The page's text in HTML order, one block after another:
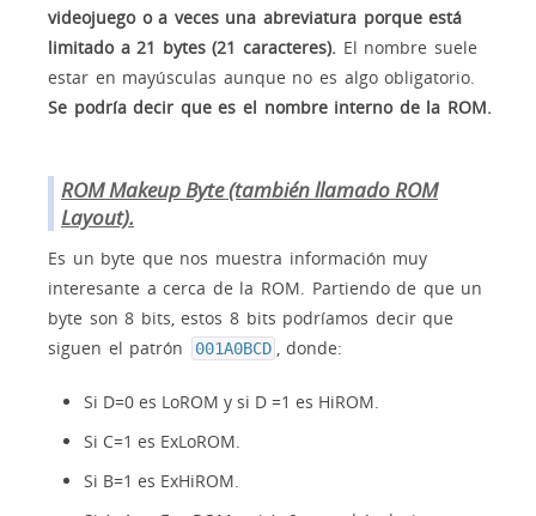
videojuego o a veces una abreviatura porque está
limitado a 21 bytes (21 caracteres). El nombre suele
estar en mayúsculas aunque no es algo obligatorio.
Se podría decir que es el nombre interno de la ROM.
ROM Makeup Byte (también llamado ROM
Layout).
Es un byte que nos muestra información muy
interesante a cerca de la ROM. Partiendo de que un
byte son 8 bits, estos 8 bits podríamos decir que
siguen el patrón
001A0BCD , donde:
Si D=0 es LoROM y si D =1 es HiROM.
Si C=1 es ExLoROM.
Si B=1 es ExHiROM.